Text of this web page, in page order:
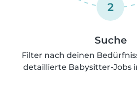
2
Suche
Filter nach deinen
detaillierte Babysitter-Jobs